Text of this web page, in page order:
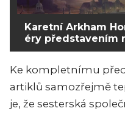
Karetní Arkham
éry představením
Ke kompletnímu
artiklů samozřejmě
je, že sesterská